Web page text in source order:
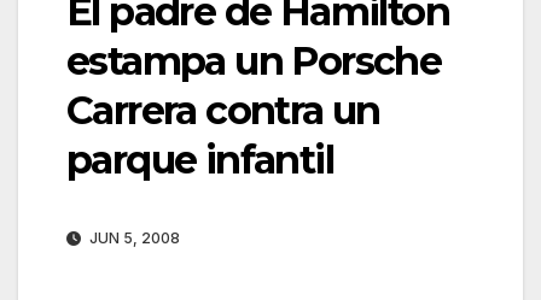
El padre de Hamilton
estampa un Porsche
Carrera contra un
parque infantil
JUN 5, 2008